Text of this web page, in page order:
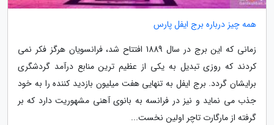
همه چیز درباره برج ایفل پارس
زمانی که این برج در سال 1889 افتتاح شد، فرانسویان هرگز فکر نمی
کردند که روزی تبدیل به یکی از عظیم ترین منابع درآمد گردشگری
برایشان گردد. برج ایفل به تنهایی هفت میلیون بازدید کننده را به خود
جذب می نماید و نیز در فرانسه به بانوی آهنی مشهوریت دارد که بر
گرفته از مارگارت تاچر اولین نخست...